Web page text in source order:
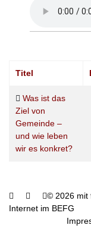
Titel
Was ist das
Ziel von
Gemeinde –
und wie leben
wir es konkret?
© 2026 mit
Internet im BEFG